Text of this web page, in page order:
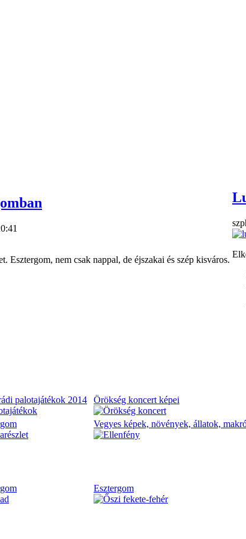
Esztergom, nem csak nappal, de éjszakai és szép kisváros.
palotajátékok 2014 Örökség koncert képei
Vegyes képek, növények, állatok,
Esztergom